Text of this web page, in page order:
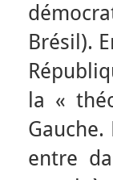
Brésil).
la «
entre